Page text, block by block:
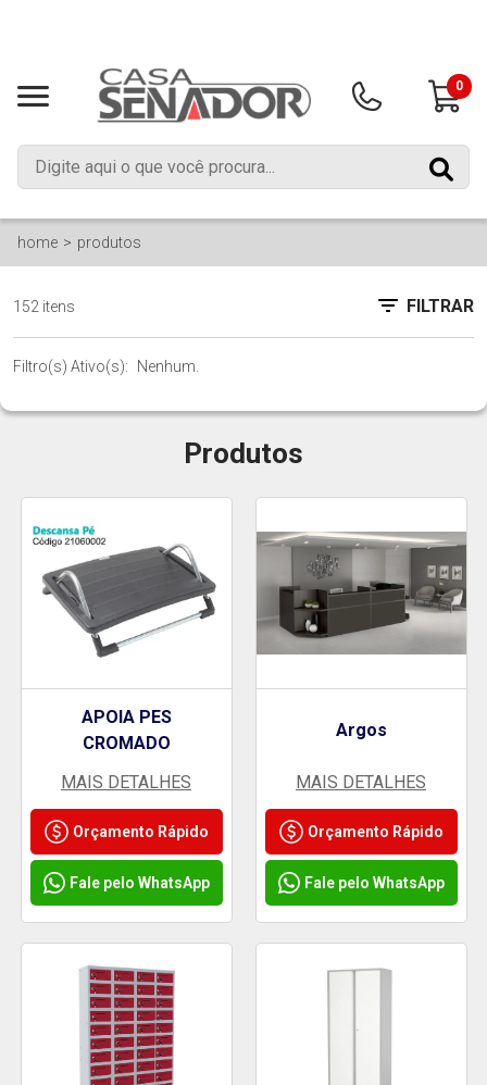
0
home produtos
152 itens FILTRAR
Filtro(s) Ativo(s): Nenhum.
Produtos
APOIA PES
CROMADO
MAIS DETALHES
Orçamento Rápido
Fale pelo WhatsApp
Argos
MAIS DETALHES
Orçamento Rápido
Fale pelo WhatsApp